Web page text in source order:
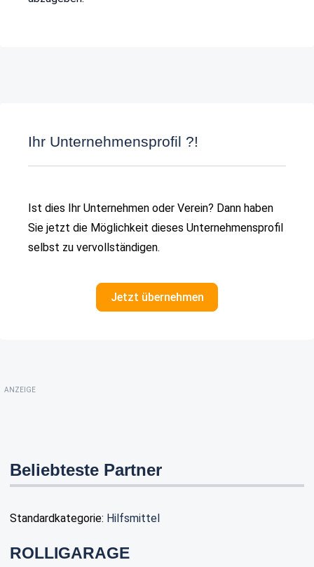
Ihr Unternehmensprofil ?!
Ist dies Ihr Unternehmen oder Verein? Dann haben
Sie jetzt die Möglichkeit dieses Unternehmensprofil
selbst zu vervollständigen.
Jetzt übernehmen
ANZEIGE
Beliebteste Partner
Standardkategorie: Hilfsmittel
ROLLIGARAGE